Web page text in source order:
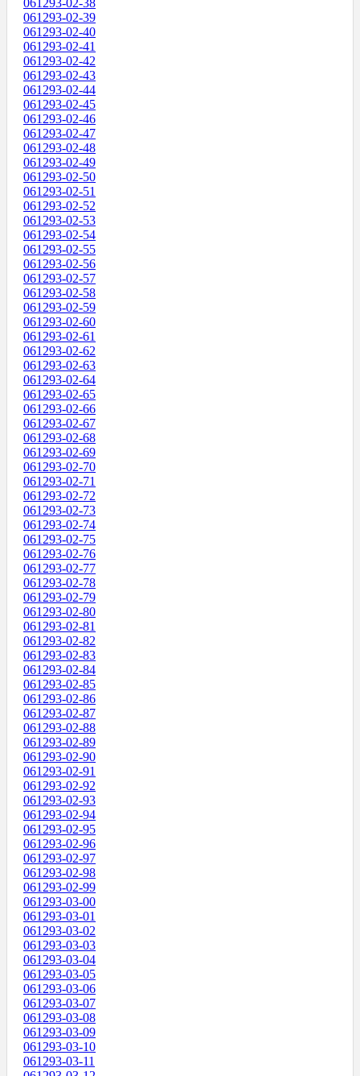
061293-02-38
061293-02-39
061293-02-40
061293-02-41
061293-02-42
061293-02-43
061293-02-44
061293-02-45
061293-02-46
061293-02-47
061293-02-48
061293-02-49
061293-02-50
061293-02-51
061293-02-52
061293-02-53
061293-02-54
061293-02-55
061293-02-56
061293-02-57
061293-02-58
061293-02-59
061293-02-60
061293-02-61
061293-02-62
061293-02-63
061293-02-64
061293-02-65
061293-02-66
061293-02-67
061293-02-68
061293-02-69
061293-02-70
061293-02-71
061293-02-72
061293-02-73
061293-02-74
061293-02-75
061293-02-76
061293-02-77
061293-02-78
061293-02-79
061293-02-80
061293-02-81
061293-02-82
061293-02-83
061293-02-84
061293-02-85
061293-02-86
061293-02-87
061293-02-88
061293-02-89
061293-02-90
061293-02-91
061293-02-92
061293-02-93
061293-02-94
061293-02-95
061293-02-96
061293-02-97
061293-02-98
061293-02-99
061293-03-00
061293-03-01
061293-03-02
061293-03-03
061293-03-04
061293-03-05
061293-03-06
061293-03-07
061293-03-08
061293-03-09
061293-03-10
061293-03-11